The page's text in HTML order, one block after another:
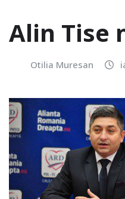
Alin Tise
Otilia Muresan